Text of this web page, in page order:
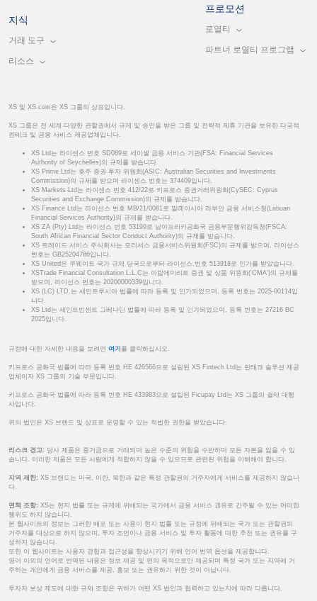
지식
거래 도구
리소스
프로모션
로열티
파트너 로열티 프로그램
XS 및 XS.com은 XS 그룹의 상표입니다.
XS 그룹은 전 세계 다양한 관할권에서 규제 및 승인을 받은 그룹 및 전략적 제휴 기관을 보유한 다국적
핀테크 및 금융 서비스 제공업체입니다.
XS Ltd는 라이센스 번호 SD089로 세이셸 금융 서비스 기관(FSA: Financial Services
Authority of Seychelles)의 규제를 받습니다.
XS Prime Ltd는 호주 증권 투자 위원회(ASIC: Australian Securities and Investments
Commission)의 규제를 받으며 라이센스 번호는 374409입니다.
XS Markets Ltd는 라이센스 번호 412/22로 키프로스 증권거래위원회(CySEC: Cyprus
Securities and Exchange Commission)의 규제를 받습니다.
XS Finance Ltd는 라이선스 번호 MB/21/0081로 말레이시아 라부안 금융 서비스청(Labuan
Financial Services Authority)의 규제를 받습니다.
XS ZA (Pty) Ltd는 라이선스 번호 53199로 남아프리카공화국 금융부문행위감독청(FSCA:
South African Financial Sector Conduct Authority)의 규제를 받습니다.
XS 트레이드 서비스 주식회사는 모리셔스 금융서비스위원회(FSC)의 규제를 받으며, 라이선스
번호는 GB25204786입니다.
XS United은 쿠웨이트 국가 규제 당국으로부터 라이선스 번호 513918로 인가를 받았습니다.
XSTrade Financial Consultation L.L.C는 아랍에미리트 증권 및 상품 위원회('CMA')의 규제를
받으며, 라이선스 번호는 20200000339입니다.
XS (LC) LTD.는 세인트루시아 법률에 따라 등록 및 인가되었으며, 등록 번호는 2025-00114입
니다.
XS Ltd는 세인트빈센트 그레나딘 법률에 따라 등록 및 인가되었으며, 등록 번호는 27216 BC
2025입니다.
규정에 대한 자세한 내용을 보려면 여기 를 클릭하십시오.
키프로스 공화국 법률에 따라 등록 번호 HE 426566으로 설립된 XS Fintech Ltd는 핀테크 솔루션 제공
업체이자 XS 그룹의 기술 부문입니다.
키프로스 공화국 법률에 따라 등록 번호 HE 433983으로 설립된 Ficupay Ltd는 XS 그룹의 결제 대행
사입니다.
위의 법인은 XS 브랜드 및 상표로 운영할 수 있는 적법한 권한을 받았습니다.
리스크 경고: 당사 제품은 증거금으로 거래되며 높은 수준의 위험을 수반하며 모든 자본을 잃을 수 있
습니다. 이러한 제품은 모든 사람에게 적합하지 않을 수 있으므로 관련된 위험을 이해해야 합니다.
지역 제한: XS 브랜드는 미국, 이란, 북한과 같은 특정 관할권의 거주자에게 서비스를 제공하지 않습니
다.
면책 조항: XS는 현지 법률 또는 규제에 위배되는 국가에서 금융 서비스 권유로 간주될 수 있는 어떠한
행위도 하지 않습니다.
본 웹사이트의 정보는 그러한 배포 또는 사용이 현지 법률 또는 규정에 위배되는 국가 또는 관할권의
거주자를 대상으로 하지 않으며, 투자 조언이나 금융 서비스 및 투자 활동에 대한 추천 또는 권유를 구
성하지 않습니다.
또한 이 웹사이트는 사용자 경험과 접근성을 향상시키기 위해 언어 번역 옵션을 제공합니다.
영어 이외의 언어로 번역된 내용은 정보 제공 및 편의 목적으로만 제공되며 특정 국가 또는 지역에 거
주하는 개인에게 금융 서비스를 제공, 홍보 또는 권유하기 위한 것이 아닙니다.
투자자 보상 제도에 대한 규제 조항은 귀하가 어떤 XS 법인과 협력하고 있는지에 따라 다릅니다.